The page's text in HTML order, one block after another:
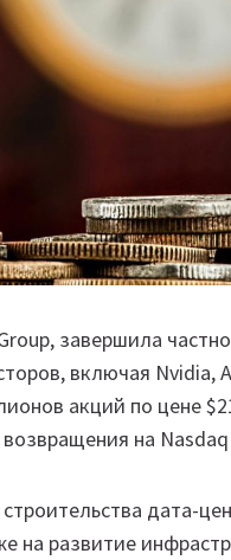
завершила
включая Nvidia,
акций по цене
на
дата-
на развитие